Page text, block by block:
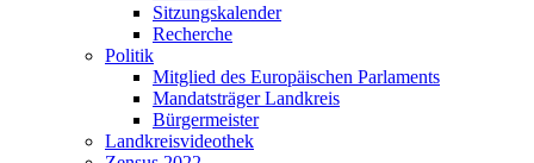
Sitzungskalender
Recherche
Politik
Mitglied des Europäischen Parlaments
Mandatsträger Landkreis
Bürgermeister
Landkreisvideothek